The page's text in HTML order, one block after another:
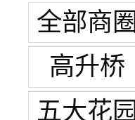
全部商圈
高升桥
五大花园